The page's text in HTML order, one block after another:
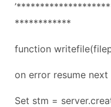
************
function
on error resume next
Set stm =